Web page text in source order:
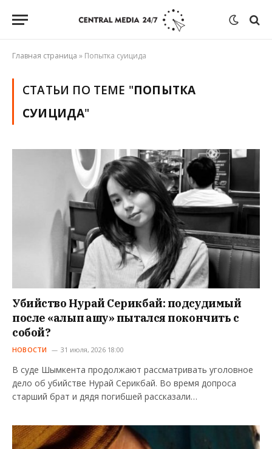
Главная страница » Попытка суицида
СТАТЬИ ПО ТЕМЕ "ПОПЫТКА
СУИЦИДА"
Убийство Нурай Серикбай: подсудимый
после «алып қашу» пытался покончить с
собой?
НОВОСТИ 31 июля, 2026 18:00
В суде Шымкента продолжают рассматривать уголовное
дело об убийстве Нурай Серикбай. Во время допроса
старший брат и дядя погибшей рассказали…